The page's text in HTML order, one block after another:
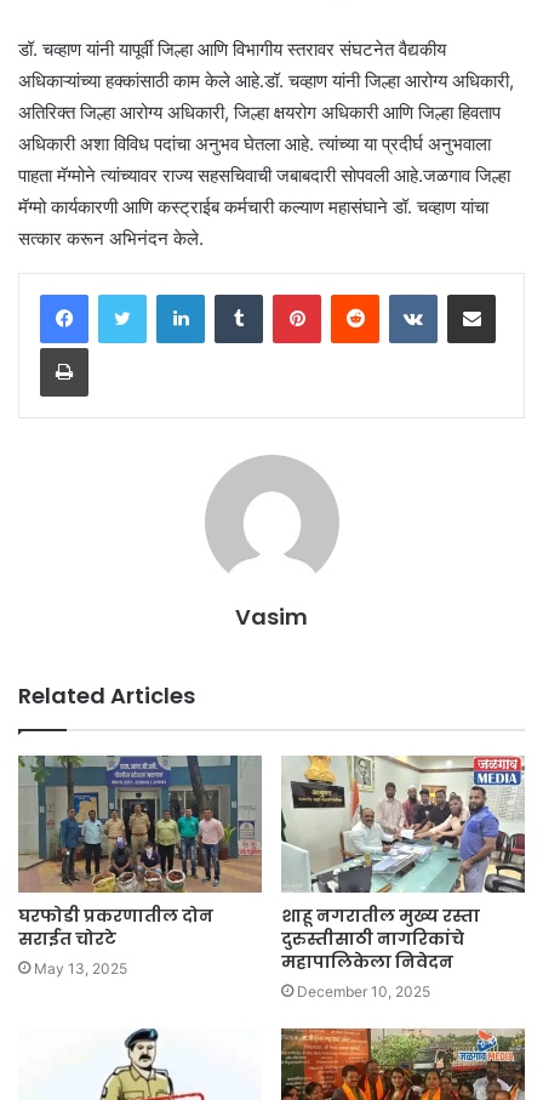
डॉ. चव्हाण यांनी यापूर्वी जिल्हा आणि विभागीय स्तरावर संघटनेत वैद्यकीय
अधिकाऱ्यांच्या हक्कांसाठी काम केले आहे.डॉ. चव्हाण यांनी जिल्हा आरोग्य अधिकारी,
अतिरिक्त जिल्हा आरोग्य अधिकारी, जिल्हा क्षयरोग अधिकारी आणि जिल्हा हिवताप
अधिकारी अशा विविध पदांचा अनुभव घेतला आहे. त्यांच्या या प्रदीर्घ अनुभवाला
पाहता मॅग्मोने त्यांच्यावर राज्य सहसचिवाची जबाबदारी सोपवली आहे.जळगाव जिल्हा
मॅग्मो कार्यकारणी आणि कस्ट्राईब कर्मचारी कल्याण महासंघाने डॉ. चव्हाण यांचा
सत्कार करून अभिनंदन केले.
LinkedInTumblr PinterestReddit VKontakteShare via Email
Print
Vasim
Related Articles
घरफोडी प्रकरणातील दोन
सराईत चोरटे
May 13, 2025
शाहू नगरातील मुख्य रस्ता
दुरुस्तीसाठी नागरिकांचे
महापालिकेला निवेदन
December 10, 2025